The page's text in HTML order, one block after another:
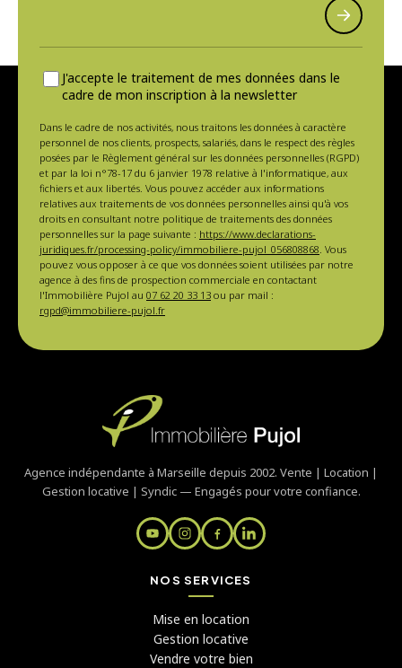
J'accepte le traitement de mes données dans le
cadre de mon inscription à la newsletter
Dans le cadre de nos activités, nous traitons les données à caractère
personnel de nos clients, prospects, salariés, dans le respect des règles
posées par le Règlement général sur les données personnelles (RGPD)
et par la loi n°78-17 du 6 janvier 1978 relative à l'informatique, aux
fichiers et aux libertés. Vous pouvez accéder aux informations
relatives aux traitements de vos données personnelles ainsi qu'à vos
droits en consultant notre politique de traitements des données
personnelles sur la page suivante : https://www.declarations-
juridiques.fr/processing-policy/immobiliere-pujol_056808868. Vous
pouvez vous opposer à ce que vos données soient utilisées par notre
agence à des fins de prospection commerciale en contactant
l'Immobilière Pujol au 07 62 20 33 13 ou par mail :
rgpd@immobiliere-pujol.fr
Agence indépendante à Marseille depuis 2002. Vente | Location |
Gestion locative | Syndic — Engagés pour votre confiance.
NOS SERVICES
Mise en location
Gestion locative
Vendre votre bien